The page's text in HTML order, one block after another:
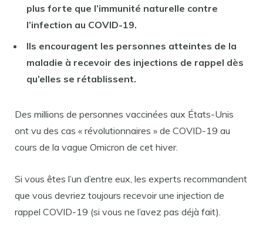
plus forte que l’immunité naturelle contre
l’infection au COVID-19.
Ils encouragent les personnes atteintes de la
maladie à recevoir des injections de rappel dès
qu’elles se rétablissent.
Des millions de personnes vaccinées aux États-Unis
ont vu des cas « révolutionnaires » de COVID-19 au
cours de la vague Omicron de cet hiver.
Si vous êtes l’un d’entre eux, les experts recommandent
que vous devriez toujours recevoir une injection de
rappel COVID-19 (si vous ne l’avez pas déjà fait).